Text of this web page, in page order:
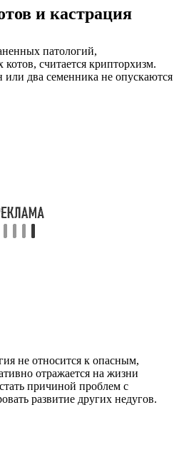
и кастрация
патологий,
считается крипторхизм.
два семенника не опускаются
не относится к опасным,
отражается на жизни
причиной проблем с
развитие других недугов.